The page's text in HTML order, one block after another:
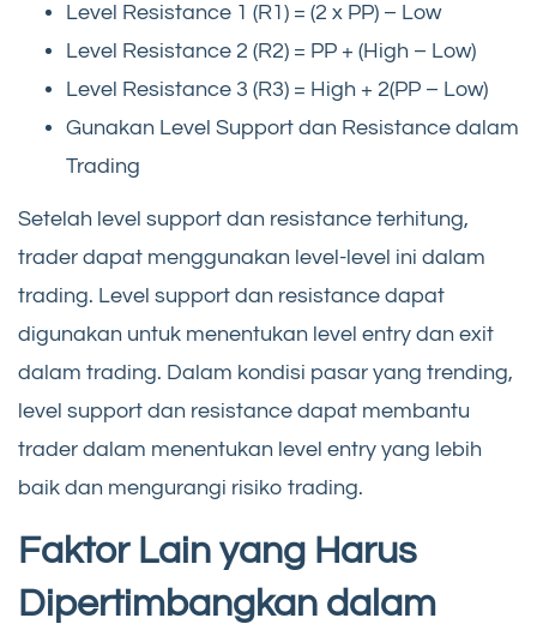
Level Resistance 1 (R1) = (2 x PP) – Low
Level Resistance 2 (R2) = PP + (High – Low)
Level Resistance 3 (R3) = High + 2(PP – Low)
Gunakan Level Support dan Resistance dalam
Trading
Setelah level support dan resistance terhitung,
trader dapat menggunakan level-level ini dalam
trading. Level support dan resistance dapat
digunakan untuk menentukan level entry dan exit
dalam trading. Dalam kondisi pasar yang trending,
level support dan resistance dapat membantu
trader dalam menentukan level entry yang lebih
baik dan mengurangi risiko trading.
Faktor Lain yang Harus
Dipertimbangkan dalam